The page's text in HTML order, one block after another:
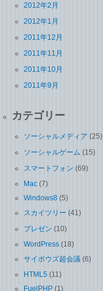
2012年2月
2012年1月
2011年12月
2011年11月
2011年10月
2011年9月
カテゴリー
ソーシャルメディア (25)
ソーシャルゲーム (15)
スマートフォン (69)
Mac (7)
Windows8 (5)
スカイツリー (41)
プレゼン (10)
WordPress (18)
サイボウズ超会議 (6)
HTML5 (11)
FuelPHP (1)